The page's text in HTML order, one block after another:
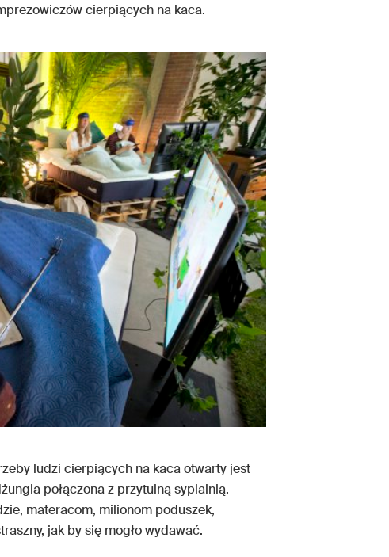
cierpiących na kaca.
ludzi cierpiących na kaca otwarty jest
połączona z przytulną sypialnią.
materacom, milionom poduszek,
jak by się mogło wydawać.